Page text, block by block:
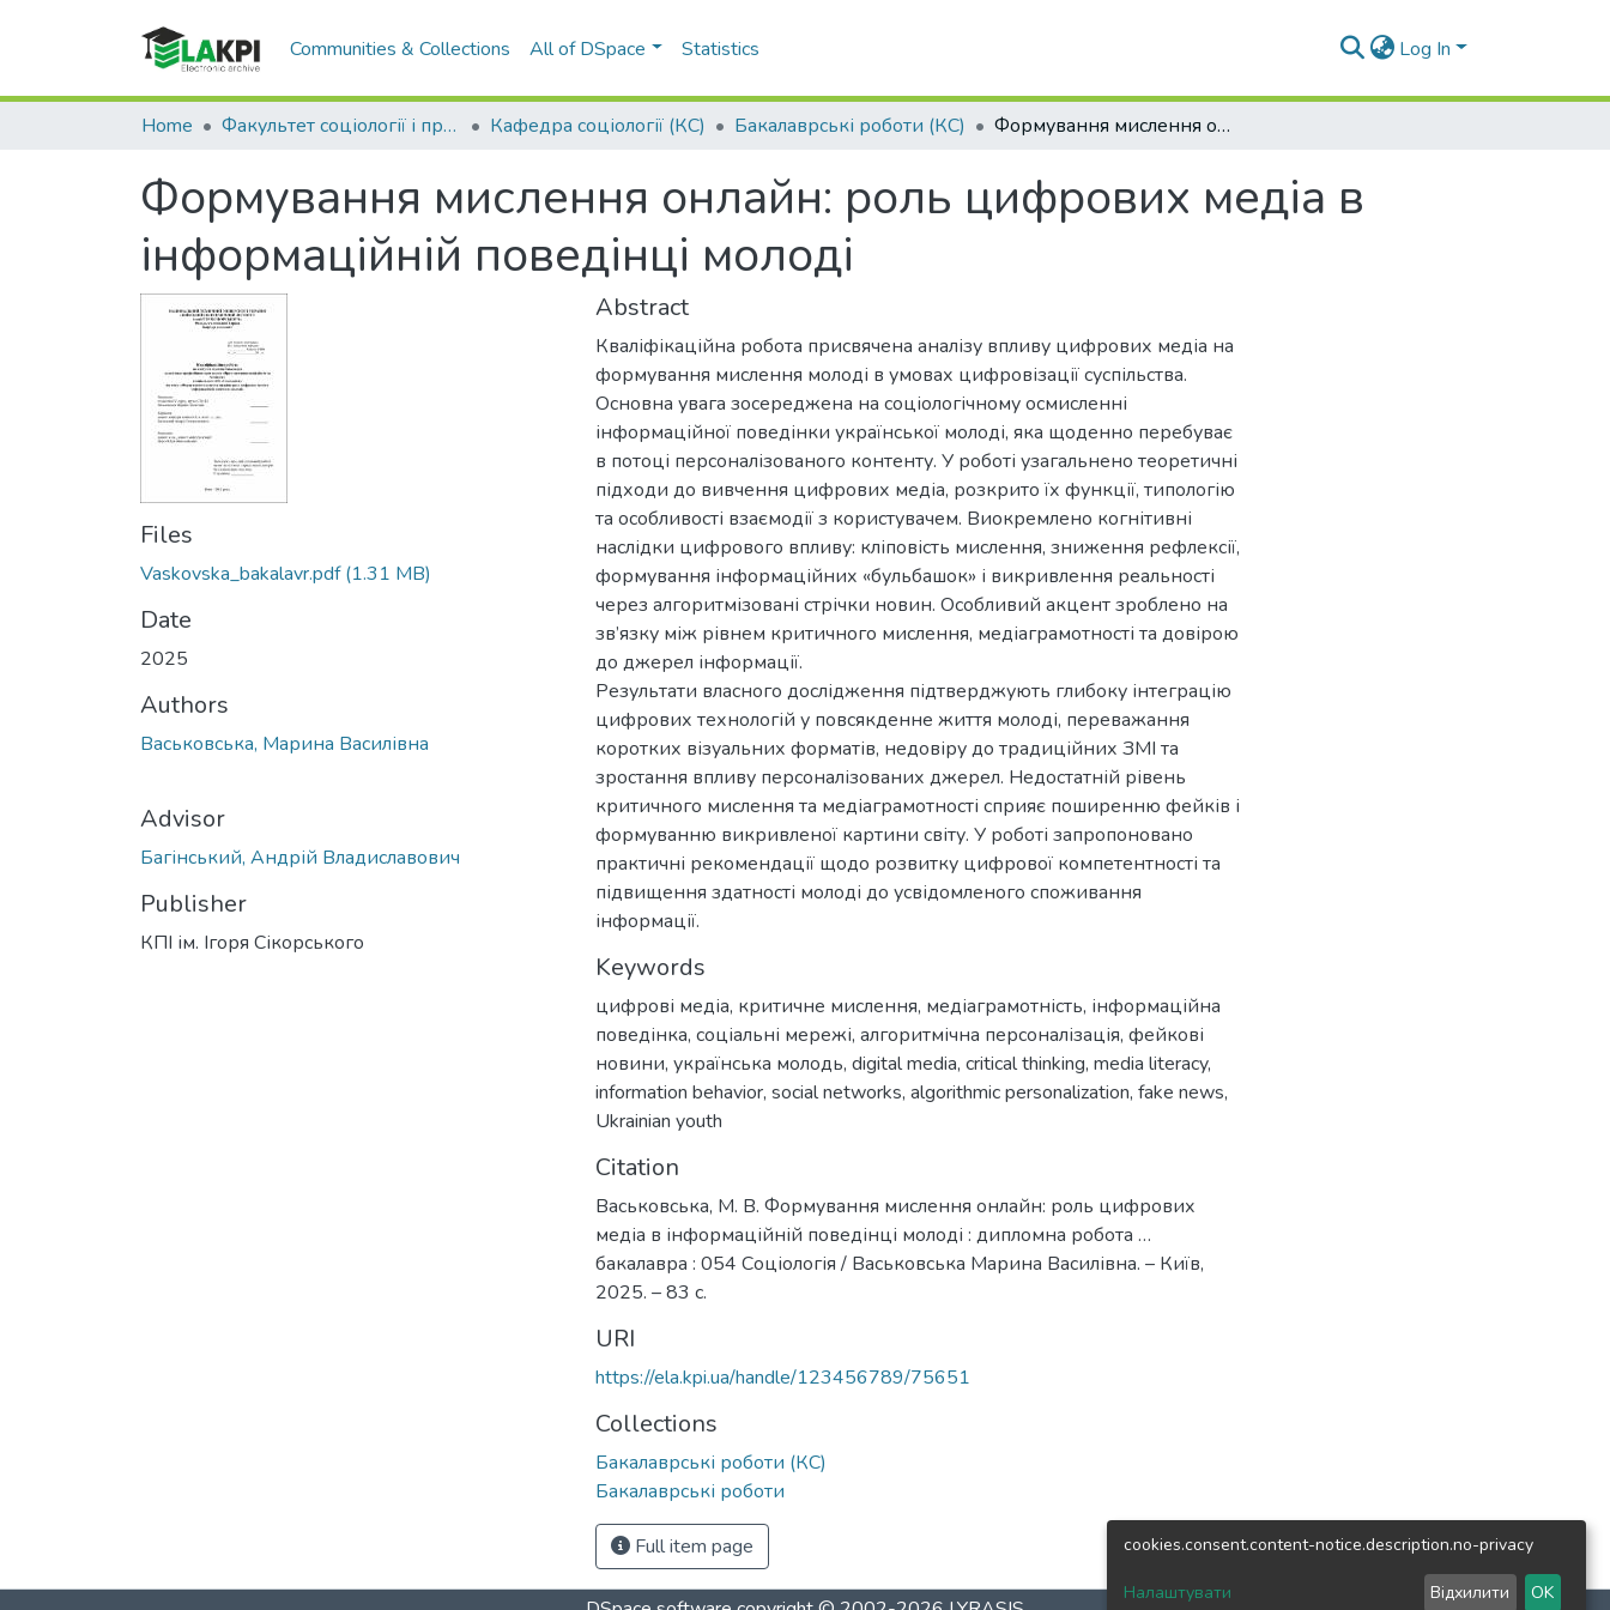
Communities & Collections All of DSpace Statistics Log In
Home Факультет соціології і права (ФСП) Кафедра соціології (КС) Бакалаврські роботи (КС) Формування мислення онлайн: роль цифрових медіа в інформаційній поведінці молоді
Формування мислення онлайн: роль цифрових медіа в
інформаційній поведінці молоді
Files
Vaskovska_bakalavr.pdf(1.31 MB)
Date
2025
Authors
Васьковська, Марина Василівна
Advisor
Багінський, Андрій Владиславович
Publisher
КПІ ім. Ігоря Сікорського
Abstract
Кваліфікаційна робота присвячена аналізу впливу цифрових медіа на
формування мислення молоді в умовах цифровізації суспільства.
Основна увага зосереджена на соціологічному осмисленні
інформаційної поведінки української молоді, яка щоденно перебуває
в потоці персоналізованого контенту. У роботі узагальнено теоретичні
підходи до вивчення цифрових медіа, розкрито їх функції, типологію
та особливості взаємодії з користувачем. Виокремлено когнітивні
наслідки цифрового впливу: кліповість мислення, зниження рефлексії,
формування інформаційних «бульбашок» і викривлення реальності
через алгоритмізовані стрічки новин. Особливий акцент зроблено на
зв’язку між рівнем критичного мислення, медіаграмотності та довірою
до джерел інформації.
Результати власного дослідження підтверджують глибоку інтеграцію
цифрових технологій у повсякденне життя молоді, переважання
коротких візуальних форматів, недовіру до традиційних ЗМІ та
зростання впливу персоналізованих джерел. Недостатній рівень
критичного мислення та медіаграмотності сприяє поширенню фейків і
формуванню викривленої картини світу. У роботі запропоновано
практичні рекомендації щодо розвитку цифрової компетентності та
підвищення здатності молоді до усвідомленого споживання
інформації.
Keywords
цифрові медіа, критичне мислення, медіаграмотність, інформаційна
поведінка, соціальні мережі, алгоритмічна персоналізація, фейкові
новини, українська молодь, digital media, critical thinking, media literacy,
information behavior, social networks, algorithmic personalization, fake news,
Ukrainian youth
Citation
Васьковська, М. В. Формування мислення онлайн: роль цифрових
медіа в інформаційній поведінці молоді : дипломна робота …
бакалавра : 054 Соціологія / Васьковська Марина Василівна. – Київ,
2025. – 83 с.
URI
https://ela.kpi.ua/handle/123456789/75651
Collections
Бакалаврські роботи (КС)
Бакалаврські роботи
Full item page cookies.consent.content-notice.description.no-privacy
Налаштувати Відхилити OK